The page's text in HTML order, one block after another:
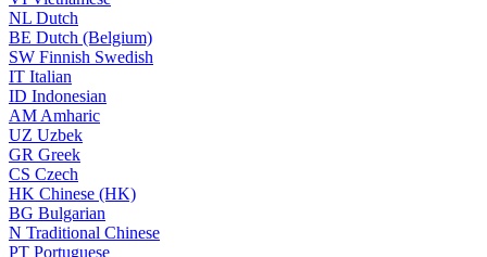
NL Dutch
BE Dutch (Belgium)
SW Finnish Swedish
IT Italian
ID Indonesian
AM Amharic
UZ Uzbek
GR Greek
CS Czech
HK Chinese (HK)
BG Bulgarian
N Traditional Chinese
PT Portuguese